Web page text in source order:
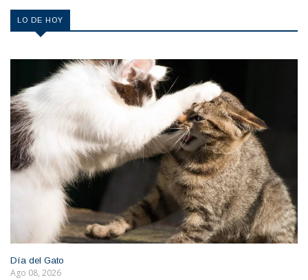
LO DE HOY
Día del Gato
Ago 08, 2026